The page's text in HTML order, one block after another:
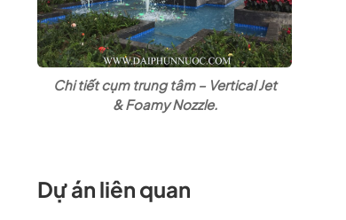
Chi tiết cụm trung tâm – Vertical Jet
& Foamy Nozzle.
Dự án liên quan